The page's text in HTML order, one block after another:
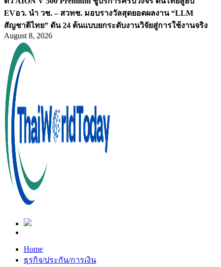
EVอว. นำ วช. – สวทช. มอบรางวัลสุดยอดผลงาน “LLM
สัญชาติไทย” ดัน 24 ต้นแบบยกระดับงานวิจัยสู่การใช้งานจริง
August 8, 2026
Home
ธุรกิจ/ประกัน/การเงิน